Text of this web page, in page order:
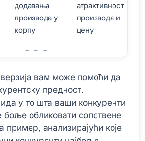
додавања
производа у
корпу
атрактивност
производа и
цену
вам може помоћи да
предност.
у то шта ваши конкуренти
обликовати сопствене
пример, анализирајући које